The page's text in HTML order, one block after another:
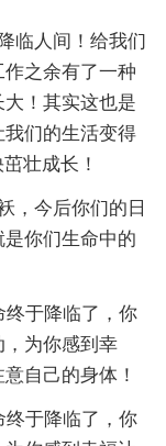
临人间！给我们
之余有了一种
！其实这也是
们的生活变得
壮成长！
，今后你们的日
你们生命中的
终于降临了，你
为你感到幸
自己的身体！
终于降临了，你